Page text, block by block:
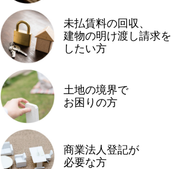
未払賃料の回収、
建物の明け渡し請求を
したい方
土地の境界で
お困りの方
商業法人登記が
必要な方